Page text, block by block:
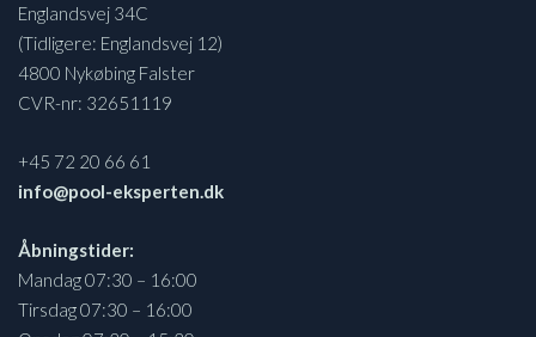
Englandsvej 34C
(Tidligere: Englandsvej 12)
4800 Nykøbing Falster
CVR-nr: 32651119
+45 72 20 66 61
info@pool-eksperten.dk
Åbningstider:
Mandag 07:30 – 16:00
Tirsdag 07:30 – 16:00